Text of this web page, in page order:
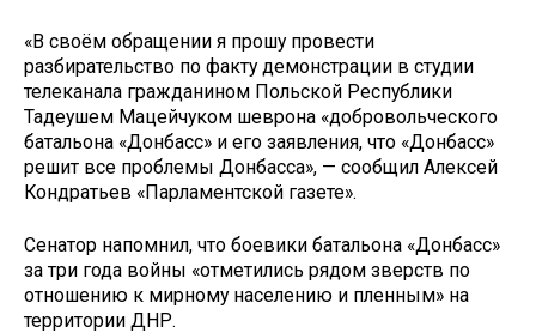
«В своём обращении я прошу провести
разбирательство по факту демонстрации в студии
телеканала гражданином Польской Республики
Тадеушем Мацейчуком шеврона «добровольческого
батальона «Донбасс» и его заявления, что «Донбасс»
решит все проблемы Донбасса», — сообщил Алексей
Кондратьев «Парламентской газете».
Сенатор напомнил, что боевики батальона «Донбасс»
за три года войны «отметились рядом зверств по
отношению к мирному населению и пленным» на
территории ДНР.